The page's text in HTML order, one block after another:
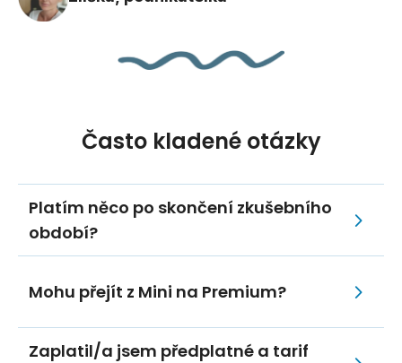
Často kladené otázky
Platím něco po skončení zkušebního
období?
Mohu přejít z Mini na Premium?
Zaplatil/a jsem předplatné a tarif